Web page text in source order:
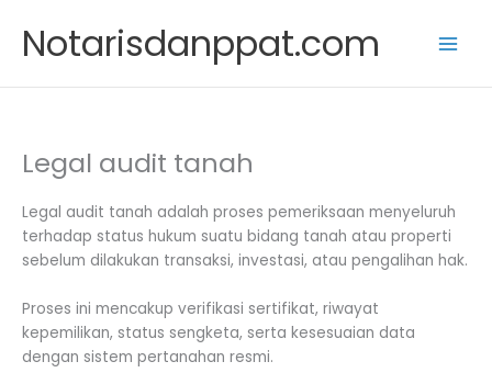
content
Notarisdanppat.com
Legal audit tanah
Legal audit tanah adalah proses pemeriksaan menyeluruh
terhadap status hukum suatu bidang tanah atau properti
sebelum dilakukan transaksi, investasi, atau pengalihan hak.
Proses ini mencakup verifikasi sertifikat, riwayat
kepemilikan, status sengketa, serta kesesuaian data
dengan sistem pertanahan resmi.